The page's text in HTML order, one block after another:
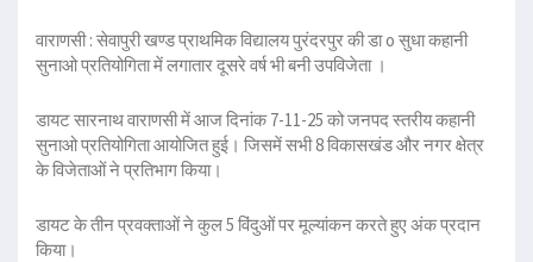
वाराणसी : सेवापुरी खण्ड प्राथमिक विद्यालय पुरंदरपुर की डा o सुधा कहानी
सुनाओ प्रतियोगिता में लगातार दूसरे वर्ष भी बनी उपविजेता ।
डायट सारनाथ वाराणसी में आज दिनांक 7-11-25 को जनपद स्तरीय कहानी
सुनाओ प्रतियोगिता आयोजित हुई। जिसमें सभी 8 विकासखंड और नगर क्षेत्र
के विजेताओं ने प्रतिभाग किया।
डायट के तीन प्रवक्ताओं ने कुल 5 विंदुओं पर मूल्यांकन करते हुए अंक प्रदान
किया।